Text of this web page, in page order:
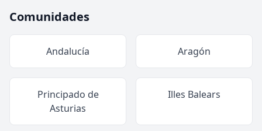
Comunidades
Andalucía Aragón
Principado de
Asturias
Illes Balears